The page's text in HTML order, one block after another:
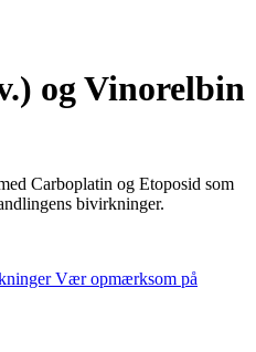
og Vinorelbin
Carboplatin og Etoposid som
bivirkninger.
Vær opmærksom på